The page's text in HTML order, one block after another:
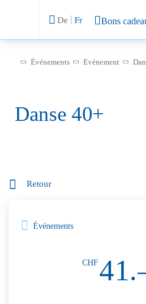
De Fr Bons
Événements Evénement
Danse 40+
Retour
Événements
CHF